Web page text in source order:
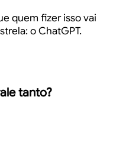
quem fizer isso vai
o ChatGPT.
tanto?